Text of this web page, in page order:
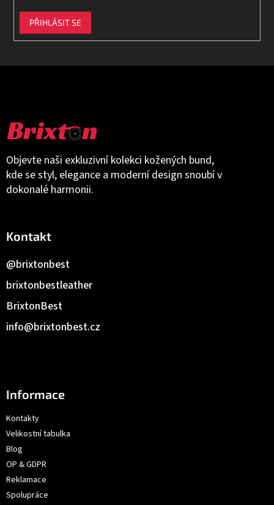
Objevte naši exkluzivní kolekci kožených bund,
kde se styl, elegance a moderní design snoubí v
dokonalé harmonii.
Kontakt
info@brixtonbest.cz
BrixtonBest
brixtonbestleather
@brixtonbest
Informace
Kontakty
Velikostní tabulka
Blog
OP & GDPR
Reklamace
Spolupráce
PŘIHLÁSIT SE